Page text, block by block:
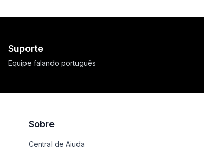
Suporte
Equipe falando português
Sobre
Central de Ajuda